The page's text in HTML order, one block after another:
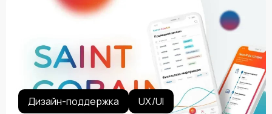
Дизайн-поддержка UX/UI